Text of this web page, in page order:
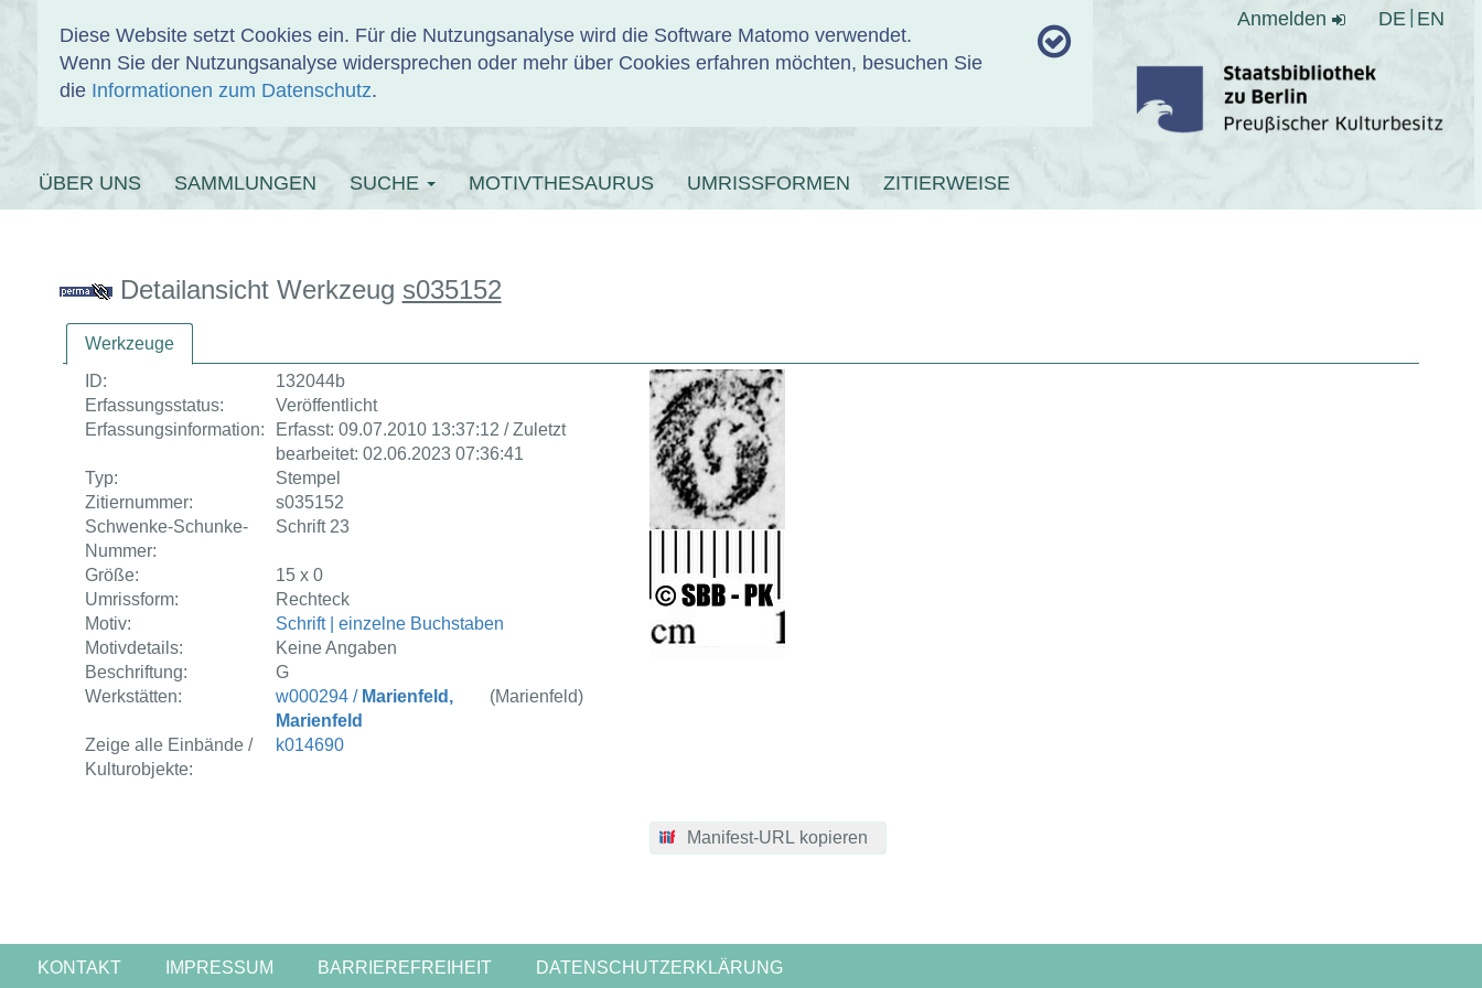
Diese Website setzt Cookies ein. Für die Nutzungsanalyse wird die Software Matomo verwendet.
Wenn Sie der Nutzungsanalyse widersprechen oder mehr über Cookies erfahren möchten, besuchen Sie
die Informationen zum Datenschutz.
Anmelden DE EN
EINBANDDATENBANK
ÜBER UNS SAMMLUNGEN SUCHE MOTIVTHESAURUS UMRISSFORMEN ZITIERWEISE
Detailansicht Werkzeug s035152
Werkzeuge
ID:
132044b
Erfassungsstatus:
Veröffentlicht
Erfassungsinformation:
Erfasst: 09.07.2010 13:37:12 / Zuletzt
bearbeitet: 02.06.2023 07:36:41
Typ:
Stempel
Zitiernummer:
s035152
Schwenke-Schunke-
Nummer:
Schrift 23
Größe:
15 x 0
Umrissform:
Rechteck
Motiv:
Schrift | einzelne Buchstaben
Motivdetails:
Keine Angaben
Beschriftung:
G
Werkstätten:
w000294 / Marienfeld,
Marienfeld
(Marienfeld)
Zeige alle Einbände /
Kulturobjekte:
k014690
Manifest-URL kopieren
KONTAKT IMPRESSUM BARRIEREFREIHEIT DATENSCHUTZERKLÄRUNG